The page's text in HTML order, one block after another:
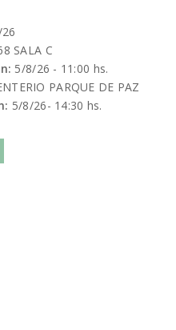
SALA C
5/8/26 - 11:00 hs.
PARQUE DE PAZ
5/8/26- 14:30 hs.